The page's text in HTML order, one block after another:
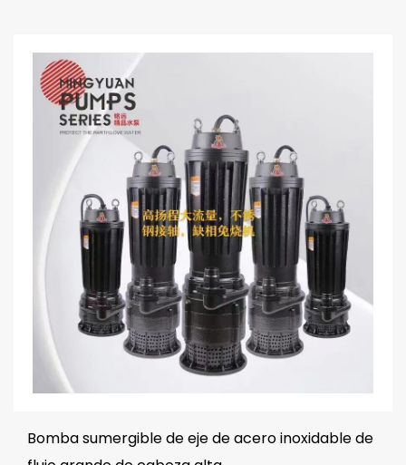
Bomba sumergible de eje de acero inoxidable de